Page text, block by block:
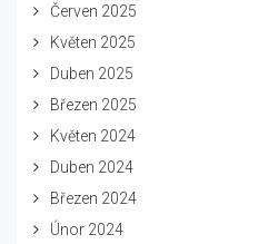
Červen 2025
Květen 2025
Duben 2025
Březen 2025
Květen 2024
Duben 2024
Březen 2024
Únor 2024